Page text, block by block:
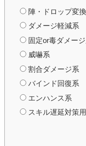
陣・ドロップ変
ダメージ軽減系
固定or毒ダメー
威嚇系
割合ダメージ系
バインド回復系
エンハンス系
スキル遅延対策